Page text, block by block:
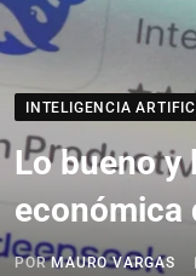
INTELIGENCIA
Lo bueno y
económica
PORMAURO VARGAS